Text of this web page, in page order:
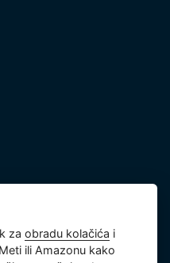
podataka
zaobradu kolačića i
ili Amazonu kako